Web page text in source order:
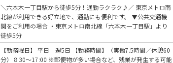
＼六本木一丁目駅から徒歩5分！通勤ラクラク♪／ 東京メトロ南
北線が利用できる好立地で、通勤にも便利です。 ▼公共交通機
関をご利用の場合 ・東京メトロ南北線「六本木一丁目駅」より
徒歩5分
【勤務曜日】 平日 週5日 【勤務時間】（実働7.5時間／休憩60
分） 8:30～17:00 ※郵便物が多い場合など、残業が発生する可能